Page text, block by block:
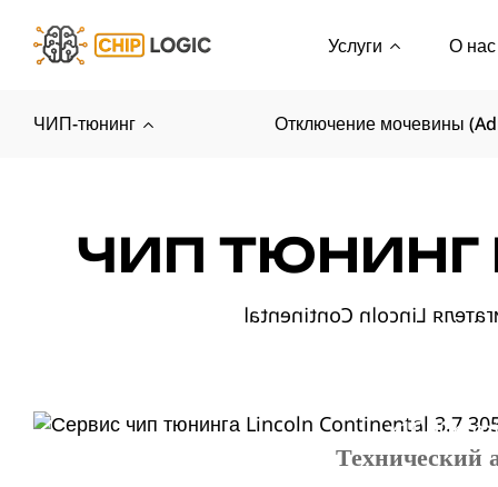
Услуги О нас
ЧИП-тюнинг Отключение мочевины
ЧИП ТЮНИНГ
x1000r/
Технический